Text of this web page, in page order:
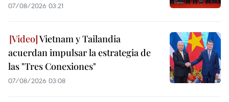
07/08/2026 03:21
Vietnam y Tailandia
acuerdan impulsar la estrategia de
las "Tres Conexiones"
07/08/2026 03:08